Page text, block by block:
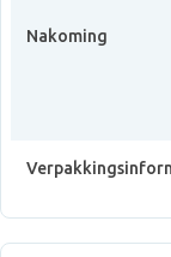
Nakoming